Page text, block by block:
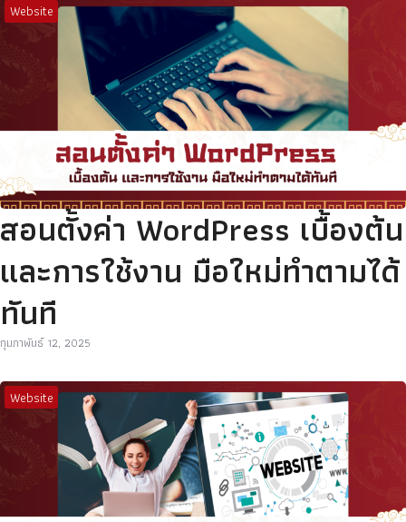
Website
สอนตั้งค่า WordPress เบื้องต้น
และการใช้งาน มือใหม่ทำตามได้
ทันที
กุมภาพันธ์ 12, 2025
Website